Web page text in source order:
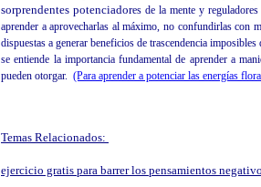
sorprendentes potenciadores de la mente y
aprender a aprovecharlas al máximo, no confundirlas con
dispuestas a generar beneficios de trascendencia
se entiende la importancia fundamental de aprender a
pueden otorgar. (Para aprender a potenciar las energías
Temas Relacionados:
ejercicio gratis para barrer los pensamientos